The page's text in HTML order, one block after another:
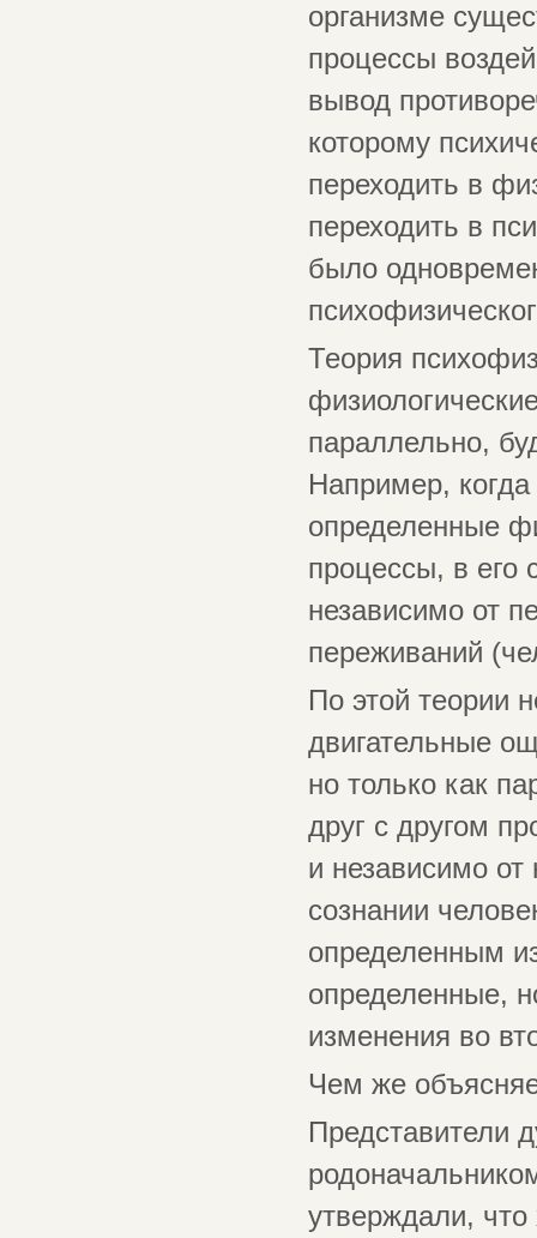
организме
процессы
вывод
которому
переходить в
переходить в
было
Теория
параллельно,
Например,
определенные
процессы, в его
независимо от
переживаний
По этой теории
двигательные
но только как
друг с другом
и независимо
сознании
определенным
определенные,
изменения во
Чем же
Представители
утверждали,